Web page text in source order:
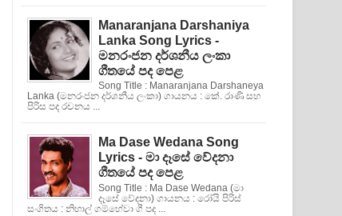
Manaranjana Darshaniya
Lanka Song Lyrics -
මනරංජන දර්ශනීය ලංකා
ගීතයේ පද පෙළ
Song Title : Manaranjana Darshaneya
Lanka (මනරංජන දර්ශනීය ලංකා) ගායනය : කේ. රාණි සහ
පිරිස පද රචනය ...
Ma Dase Wedana Song
Lyrics - මා දෑසේ වේදනා
ගීතයේ පද පෙළ
Song Title : Ma Dase Wedana (මා
දෑසේ වේදනා) ගායනය : රෝයි පිරිස්
සංගිතය : නිහාල් ගම්හේවා ගී පද ...